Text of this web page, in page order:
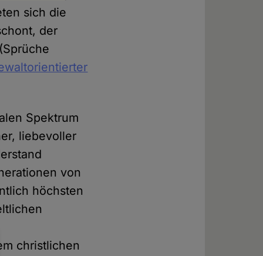
sich die
der
Spektrum
liebevoller
von
höchsten
christlichen